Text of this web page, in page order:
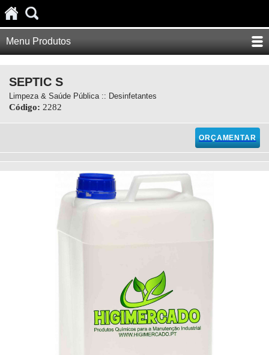
Menu Produtos
SEPTIC S
Limpeza & Saúde Pública :: Desinfetantes
Código: 2282
ORÇAMENTAR